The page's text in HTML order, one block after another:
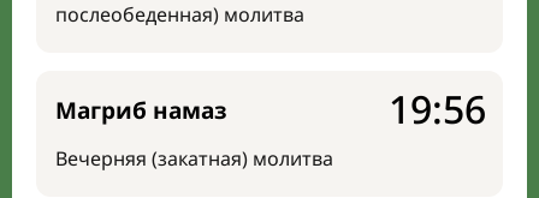
послеобеденная) молитва
Магриб намаз
Вечерняя (закатная) молитва
19:56